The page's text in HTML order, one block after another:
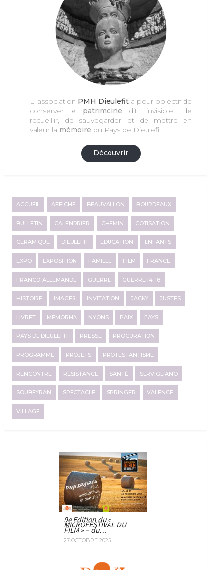
L' association PMH Dieulefit a pour objectif de
conserver le patrimoine dit "invisible", de
recueillir, de sauvegarder et de mettre en
valeur la mémoire du Pays de Dieulefit...
Découvrir
ACCUEIL AFFICHE BEAUVALLON BOURDEAUX
BULLETIN CALENDRIER CHEMIN COTISATION
CÉRAMIQUE DIEULEFIT EDUCATION ENFANTS
EXPO EXPOSITION FAMILLE FILM FRANCE
FRANCO-ALLEMANDE GUERRE GUERRE 14-18
HISTOIRE IMAGES INVITATION JACKY JUSTES
LIVRET MEMORHA NYONS PAIX PAYS
PAYS DE DIEULEFIT PRESSE PROCURATION
PROGRAMME PROJETS PROTESTANTISME
RENCONTRE RÉSISTANCE SANTÉ SERVIGLIANO
SOUBEYRAN SPECTACLE SPRINGER VALENCE
VILLAGE
9e Edition du «
MICROFESTIVAL DU
FILM » – du…
27 OCTOBRE 2025